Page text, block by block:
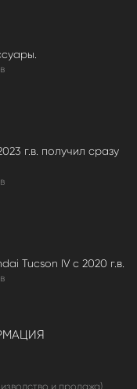
г.в. получил сразу
Tucson IV c 2020 г.в.
и продажа)